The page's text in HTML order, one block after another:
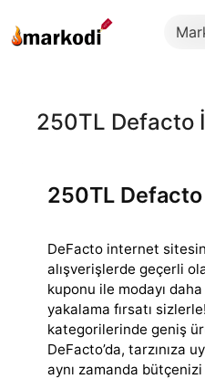
geç
250TL Defacto
250TL
DeFacto internet
alışverişlerde geçerli
kuponu ile modayı
yakalama fırsatı sizlerle!
kategorilerinde geniş
DeFacto’da, tarzınıza
aynı zamanda